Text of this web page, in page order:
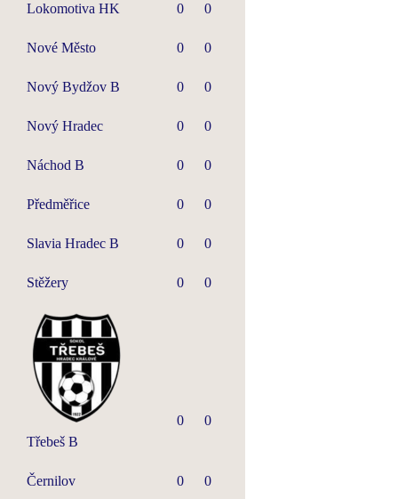
Lokomotiva HK 0 0
Nové Město 0 0
Nový Bydžov B 0 0
Nový Hradec 0 0
Náchod B 0 0
Předměřice 0 0
Slavia Hradec B 0 0
Stěžery 0 0
Třebeš B
0 0
Černilov 0 0